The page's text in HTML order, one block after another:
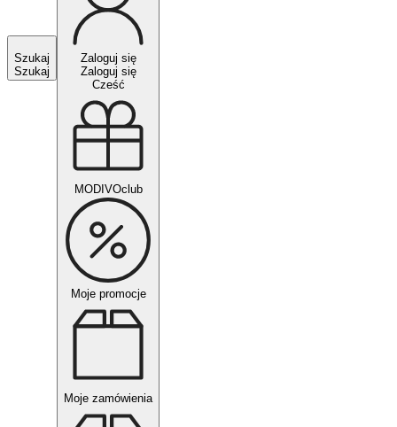
Szukaj
Szukaj
Zaloguj się
Zaloguj się
Cześć
MODIVOclub
Moje promocje
Moje zamówienia